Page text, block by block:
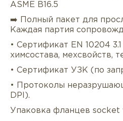
ASME B16.5
➡️ Полный пакет для
Каждая партия
• Сертификат EN 10204
химсостава, мехсвойств,
• Сертификат УЗК (по
• Протоколы
DPI).
Упаковка фланцев socket